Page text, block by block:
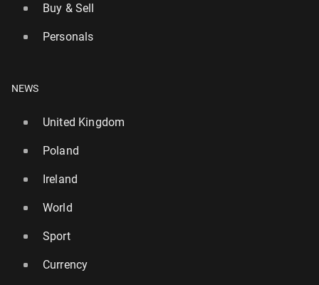
Buy & Sell
Personals
NEWS
United Kingdom
Poland
Ireland
World
Sport
Currency